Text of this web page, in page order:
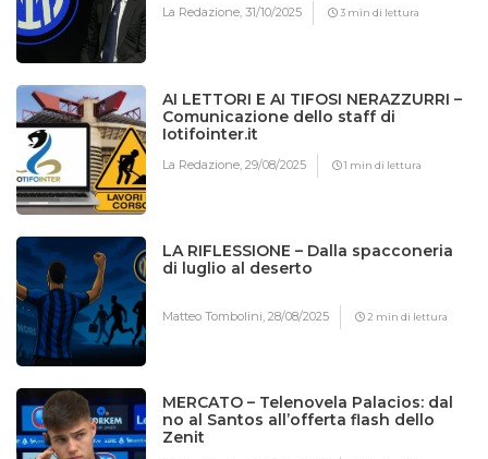
La Redazione,31/10/2025 3 min di lettura
AI LETTORI E AI TIFOSI NERAZZURRI –
Comunicazione dello staff di
Iotifointer.it
La Redazione,29/08/2025 1 min di lettura
LA RIFLESSIONE – Dalla spacconeria
di luglio al deserto
Matteo Tombolini,28/08/2025 2 min di lettura
MERCATO – Telenovela Palacios: dal
no al Santos all’offerta flash dello
Zenit